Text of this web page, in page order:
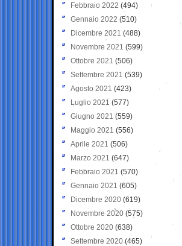
Febbraio 2022 (494)
Gennaio 2022 (510)
Dicembre 2021 (488)
Novembre 2021 (599)
Ottobre 2021 (506)
Settembre 2021 (539)
Agosto 2021 (423)
Luglio 2021 (577)
Giugno 2021(559)
Maggio 2021 (556)
Aprile 2021 (506)
Marzo 2021 (647)
Febbraio 2021 (570)
Gennaio 2021 (605)
Dicembre 2020 (619)
Novembre 2020 (575)
Ottobre 2020 (638)
Settembre 2020(465)